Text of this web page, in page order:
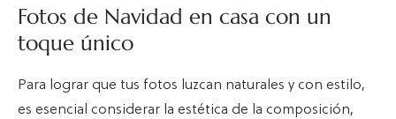
Fotos de Navidad en casa con un
toque único
Para lograr que tus fotos luzcan naturales y con estilo,
es esencial considerar la estética de la composición,